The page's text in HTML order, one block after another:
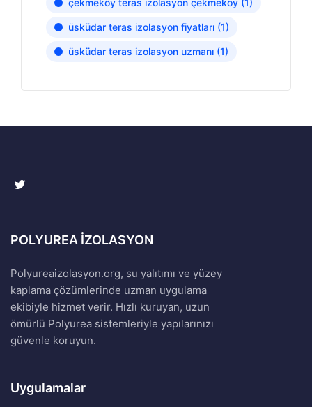
üsküdar teras izolasyon fiyatları (1)
üsküdar teras izolasyon uzmanı (1)
POLYUREA İZOLASYON
Polyureaizolasyon.org, su yalıtımı ve yüzey
kaplama çözümlerinde uzman uygulama
ekibiyle hizmet verir. Hızlı kuruyan, uzun
ömürlü Polyurea sistemleriyle yapılarınızı
güvenle koruyun.
Uygulamalar